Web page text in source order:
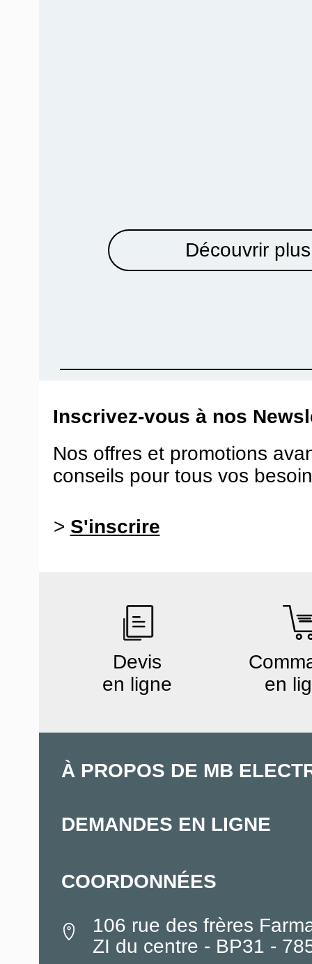
Découvrir
Inscrivez-vous à nos
Nos offres et promotions
conseils pour tous vos
> S'inscrire
Devis
en ligne
en
À PROPOS DE MB
DEMANDES EN LIGNE
COORDONNÉES
106 rue des frères
ZI du centre - BP31 -